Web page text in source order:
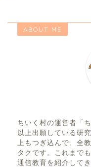
ABOUT ME
ちいく村の運営者「
以上出願している研
上もつぎ込んで、全
タクです。これまで
通信教育を紹介して